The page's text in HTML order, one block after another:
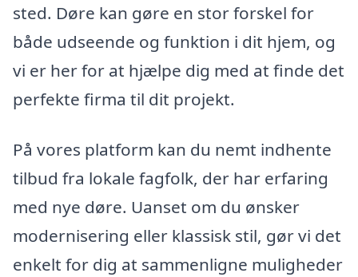
sted. Døre kan gøre en stor forskel for
både udseende og funktion i dit hjem, og
vi er her for at hjælpe dig med at finde det
perfekte firma til dit projekt.
På vores platform kan du nemt indhente
tilbud fra lokale fagfolk, der har erfaring
med nye døre. Uanset om du ønsker
modernisering eller klassisk stil, gør vi det
enkelt for dig at sammenligne muligheder